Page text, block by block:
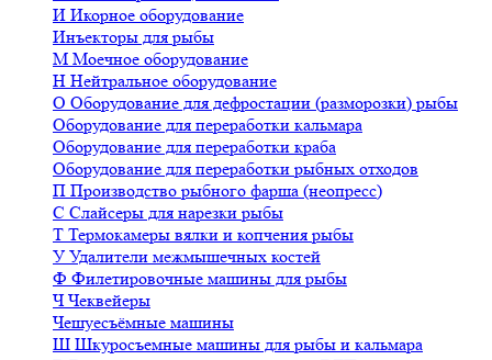
И Икорное оборудование
Инъекторы для рыбы
М Моечное оборудование
Н Нейтральное оборудование
О Оборудование для дефростации (разморозки) рыбы
Оборудование для переработки кальмара
Оборудование для переработки краба
Оборудование для переработки рыбных отходов
П Производство рыбного фарша (неопресс)
С Слайсеры для нарезки рыбы
Т Термокамеры вялки и копчения рыбы
У Удалители межмышечных костей
Ф Филетировочные машины для рыбы
ЧЧеквейеры
Чешуесъёмные машины
Ш Шкуросъемные машины для рыбы и кальмара